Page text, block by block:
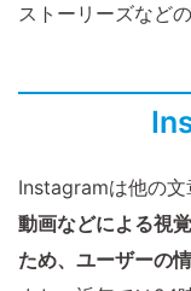
ストーリーズなど
Instagramは他の文
動画などによる視
ため、ユーザーの